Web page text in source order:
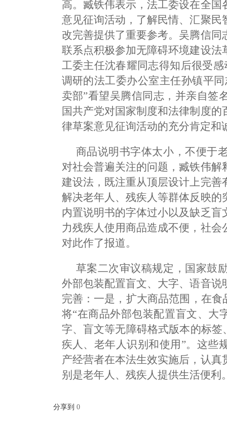
高。臧铁伟表示，法工委设在全
意见征询活动，了解民情、汇聚
改完善提供了重要参考。吴腾信
联系点积极参加无障碍环境建设
工委主任沈春耀同志得知后很受
调研的法工委办公室主任孙镇平
卖部”看望吴腾信同志，并亲自签
国共产党对国家制度和法律制度
律草案意见征询活动的充分肯定和
商品说明书字体太小，不便于
对社会普遍关注的问题，臧铁伟
建设法，既注重从顶层设计上完
解决老年人、残疾人等群体反映
内置说明书的字体过小以及缺乏
力残疾人使用商品造成不便，社
对此作了报道。
草案二次审议稿规定，国家鼓
外部包装配置盲文、大字、语音
完善：一是，扩大商品范围，在
将“在商品外部包装配置盲文、大
字、盲文等无障碍格式版本的标
疾人、老年人识别和使用”。这些
产经营者在本法生效实施后，认
别是老年人、残疾人提供生活便利
分享到 0